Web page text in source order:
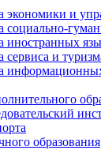
экономики и
социально-
иностранных
сервиса и
образования